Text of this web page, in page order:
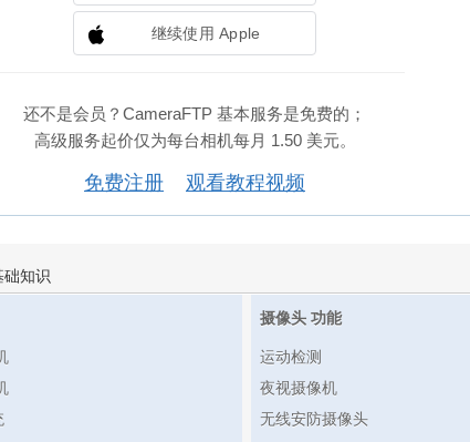
继续使用 Apple
还不是会员？CameraFTP 基本服务是免费的；
高级服务起价仅为每台相机每月 1.50 美元。
免费注册 观看教程视频
础知识
摄像头 功能
运动检测
夜视摄像机
无线安防摄像头